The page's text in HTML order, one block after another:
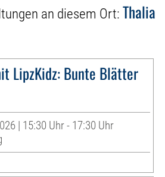
an diesem Ort: Thalia
LipzKidz: Bunte Blätter
| 15:30 Uhr - 17:30 Uhr